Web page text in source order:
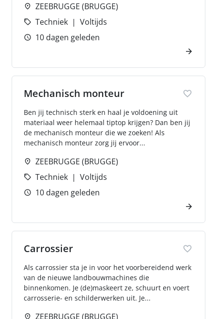
ZEEBRUGGE (BRUGGE)
Techniek
Voltijds
10 dagen geleden
Mechanisch monteur
Ben jij technisch sterk en haal je voldoening uit
materiaal weer helemaal tiptop krijgen? Dan ben jij
de mechanisch monteur die we zoeken! Als
mechanisch monteur zorg jij ervoor...
ZEEBRUGGE (BRUGGE)
Techniek
Voltijds
10 dagen geleden
Carrossier
Als carrossier sta je in voor het voorbereidend werk
van de nieuwe landbouwmachines die
binnenkomen. Je (de)maskeert ze, schuurt en voert
carrosserie- en schilderwerken uit. Je...
ZEEBRUGGE (BRUGGE)